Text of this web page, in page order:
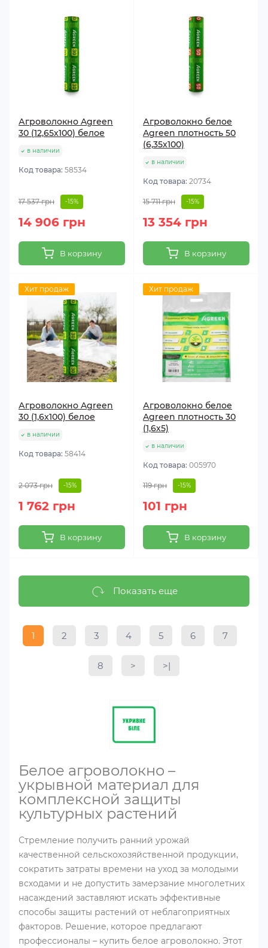
Агроволокно Agreen
30 (12,65х100) белое
в наличии
Код товара: 58534
17 537 грн -15%
14 906 грн
В корзину
Агроволокно белое
Agreen плотность 50
(6,35х100)
в наличии
Код товара: 20734
15 711 грн -15%
13 354 грн
В корзину
Хит продаж
Агроволокно Agreen
30 (1,6х100) белое
в наличии
Код товара: 58414
2 073 грн -15%
1 762 грн
В корзину
Хит продаж
Агроволокно белое
Agreen плотность 30
(1,6х5)
в наличии
Код товара: 005970
119 грн -15%
101 грн
В корзину
Показать еще
1 2 3 4 5 6 7
8 > >|
Белое агроволокно –
укрывной материал для
комплексной защиты
культурных растений
Стремление получить ранний урожай
качественной сельскохозяйственной продукции,
сократить затраты времени на уход за молодыми
всходами и не допустить замерзание многолетних
насаждений заставляют искать эффективные
способы защиты растений от неблагоприятных
факторов. Решение, которое предлагают
профессионалы – купить белое агроволокно. Этот